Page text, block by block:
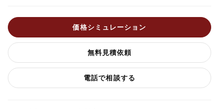
価格シミュレーション
無料見積依頼
電話で相談する